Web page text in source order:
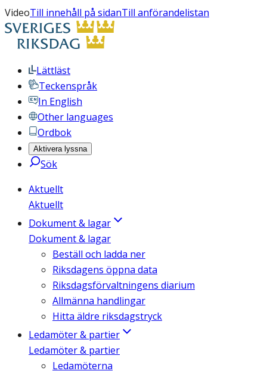
VideoTill innehåll på sidanTill anförandelistan
Lättläst
Teckenspråk
In English
Other languages
Ordbok
Aktivera lyssna
Sök
Aktuellt
Aktuellt
Dokument & lagar
Dokument & lagar
Beställ och ladda ner
Riksdagens öppna data
Riksdagsförvaltningens diarium
Allmänna handlingar
Hitta äldre riksdagstryck
Ledamöter & partier
Ledamöter & partier
Ledamöterna